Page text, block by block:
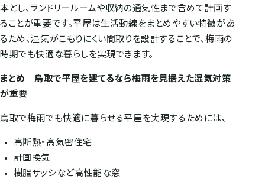
本とし、ランドリールームや収納の通気性まで含めて計画す
ることが重要です。平屋は生活動線をまとめやすい特徴があ
るため、湿気がこもりにくい間取りを設計することで、梅雨の
時期でも快適な暮らしを実現できます。
まとめ｜鳥取で平屋を建てるなら梅雨を見据えた湿気対策
が重要
鳥取で梅雨でも快適に暮らせる平屋を実現するためには、
高断熱・高気密住宅
計画換気
樹脂サッシなど高性能な窓